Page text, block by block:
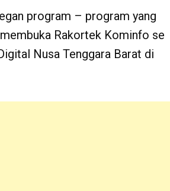
program – program yang
membuka Rakortek Kominfo se
Nusa Tenggara Barat di